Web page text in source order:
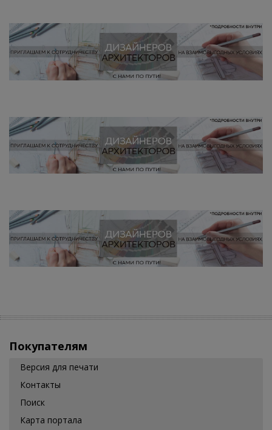
Покупателям
Версия для печати
Контакты
Поиск
Карта портала